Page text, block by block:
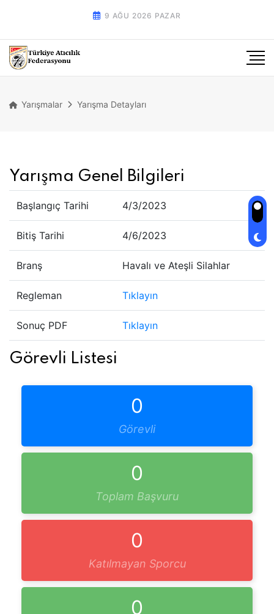
9 AĞU 2026 PAZAR
Yarışmalar Yarışma Detayları
Yarışma Genel Bilgileri
Başlangıç Tarihi 4/3/2023
Bitiş Tarihi 4/6/2023
Branş Havalı ve Ateşli Silahlar
Regleman Tıklayın
Sonuç PDF Tıklayın
Görevli Listesi
0
Görevli
0
Toplam Başvuru
0
Katılmayan Sporcu
0